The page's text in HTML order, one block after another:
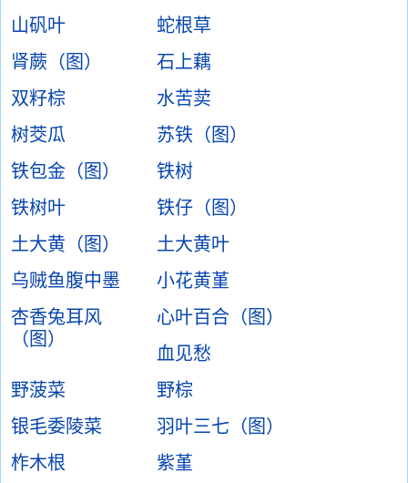
山矾叶
蛇根草
肾蕨（图）
石上藕
双籽棕
水苦荬
树茭瓜
苏铁（图）
铁包金（图）
铁树
铁树叶
铁仔（图）
土大黄（图）
土大黄叶
乌贼鱼腹中墨
小花黄堇
杏香兔耳风
（图）
心叶百合（图）
血见愁
野菠菜
野棕
银毛委陵菜
羽叶三七（图）
柞木根
紫堇